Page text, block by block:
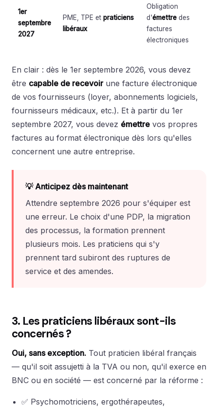
1er
septembre
2027
PME, TPE et praticiens
libéraux
Obligation
d'émettre des
factures
électroniques
En clair : dès le 1er septembre 2026, vous devez
être capable de recevoirune facture électronique
de vos fournisseurs (loyer, abonnements logiciels,
fournisseurs médicaux, etc.). Et à partir du 1er
septembre 2027, vous devez émettre vos propres
factures au format électronique dès lors qu'elles
concernent une autre entreprise.
💡 Anticipez dès maintenant
Attendre septembre 2026 pour s'équiper est
une erreur. Le choix d'une PDP, la migration
des processus, la formation prennent
plusieurs mois. Les praticiens qui s'y
prennent tard subiront des ruptures de
service et des amendes.
3. Les praticiens libéraux sont-ils
concernés ?
Oui, sans exception. Tout praticien libéral français
— qu'il soit assujetti à la TVA ou non, qu'il exerce en
BNC ou en société — est concerné par la réforme :
✅ Psychomotriciens, ergothérapeutes,